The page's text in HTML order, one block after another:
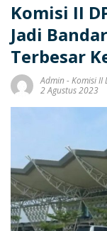
Komisi II
Jadi
Terbesar
Admin-Komisi II
2 Agustus 2023